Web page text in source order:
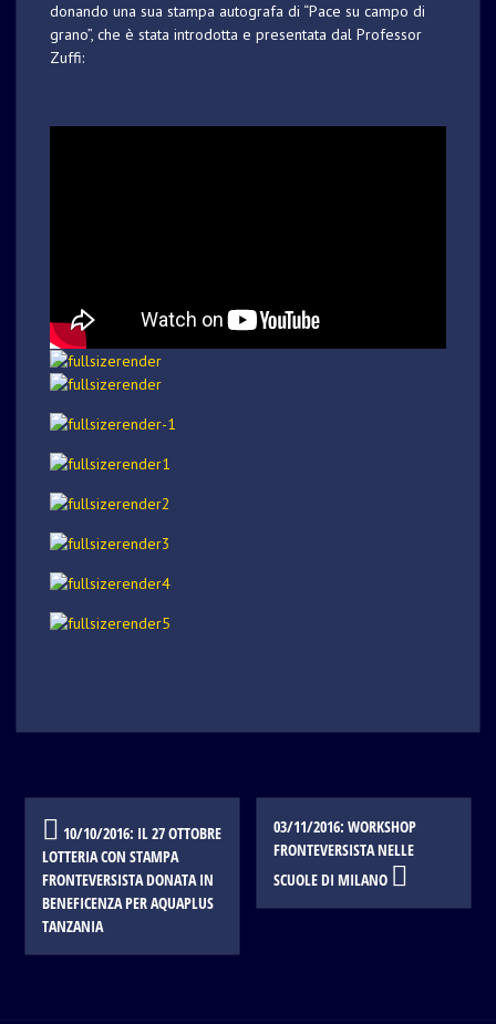
donando una sua stampa autografa di “Pace su campo di
grano”, che è stata introdotta e presentata dal Professor
Zuffi:
Post
navigation
10/10/2016: IL 27 OTTOBRE
LOTTERIA CON STAMPA
FRONTEVERSISTA DONATA IN
BENEFICENZA PER AQUAPLUS
TANZANIA
03/11/2016: WORKSHOP
FRONTEVERSISTA NELLE
SCUOLE DI MILANO